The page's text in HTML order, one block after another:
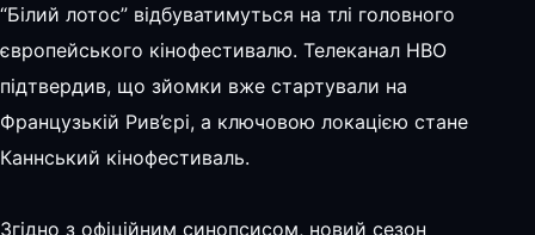
“Білий лотос” відбуватимуться на тлі головного
європейського кінофестивалю. Телеканал HBO
підтвердив, що зйомки вже стартували на
Французькій Рив’єрі, а ключовою локацією стане
Каннський кінофестиваль.
Згідно з офіційним синопсисом, новий сезон